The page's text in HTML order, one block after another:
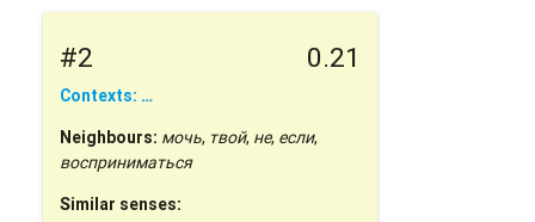
#2 0.21
Contexts: …
Neighbours: мочь, твой, не, если,
восприниматься
Similar senses: